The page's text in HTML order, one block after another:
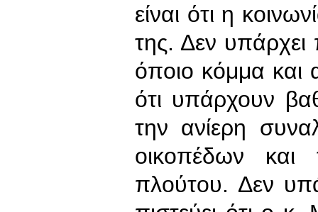
είναι ότι η
της. Δεν
όποιο κόμμα και
ότι υπάρχουν
την ανίερη
οικοπέδων και
πλούτου. Δεν